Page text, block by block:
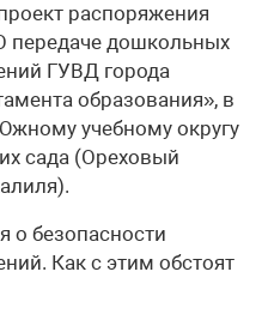
распоряжения
передаче дошкольных
ГУВД города
образования», в
учебному округу
сада (Ореховый
о безопасности
Как с этим обстоят